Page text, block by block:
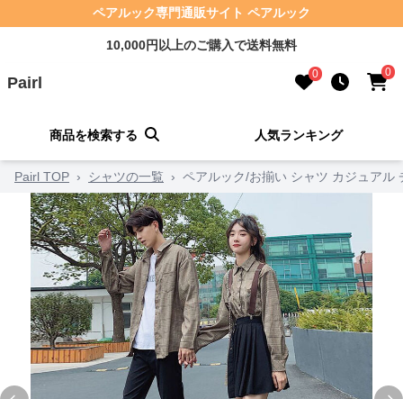
ペアルック専門通販サイト ペアルック
10,000円以上のご購入で送料無料
Pairl 0 0
商品を検索する 人気ランキング
Pairl TOP › シャツの一覧 › ペアルック/お揃い シャツ カジュアル